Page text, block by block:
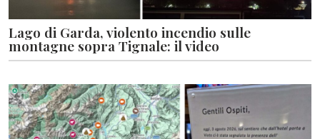
Lago di Garda, violento incendio sulle
montagne sopra Tignale: il video